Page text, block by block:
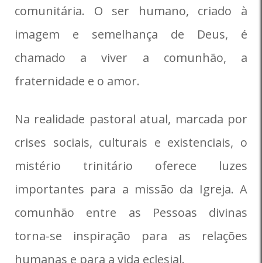
comunitária. O ser humano, criado à
imagem e semelhança de Deus, é
chamado a viver a comunhão, a
fraternidade e o amor.
Na realidade pastoral atual, marcada por
crises sociais, culturais e existenciais, o
mistério trinitário oferece luzes
importantes para a missão da Igreja. A
comunhão entre as Pessoas divinas
torna-se inspiração para as relações
humanas e para a vida eclesial.